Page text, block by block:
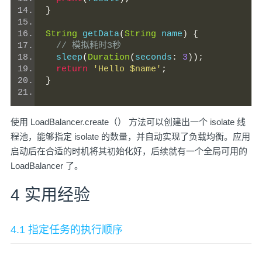
}
String getData(String name )
{
// 模拟耗时3秒
  sleep
( Duration( seconds : 3 ));
return
'Hello $name' ;
}
使用 LoadBalancer.create（） 方法可以创建出一个 isolate 线
程池，能够指定 isolate 的数量，并自动实现了负载均衡。应用
启动后在合适的时机将其初始化好，后续就有一个全局可用的
LoadBalancer 了。
4 实用经验
4.1 指定任务的执行顺序